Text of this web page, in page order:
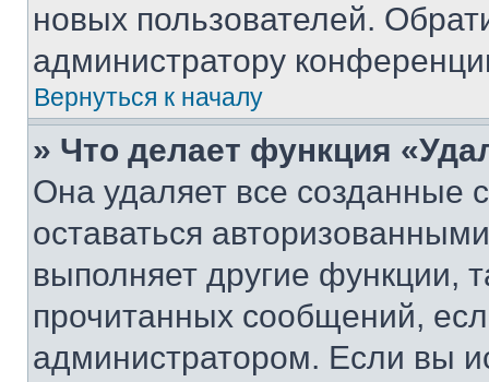
новых пользователей.
администратору
Вернуться к началу
» Что делает функция
Она удаляет все созданные
оставаться
выполняет другие функции,
прочитанных сообщений,
администратором. Если вы